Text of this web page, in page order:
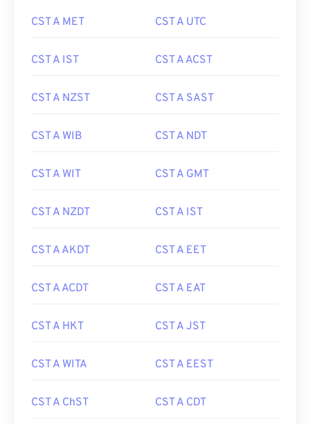
CST A MET CST A UTC
CST A IST CST A ACST
CST A NZST CST A SAST
CST A WIB CST A NDT
CST A WIT CST A GMT
CST A NZDT CST A IST
CST A AKDT CST A EET
CST A ACDT CST A EAT
CST A HKT CST A JST
CST A WITA CST A EEST
CST A ChST CST A CDT